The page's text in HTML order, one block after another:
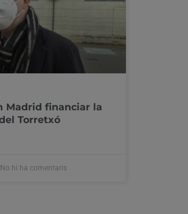
Madrid financiar la
Torretxó
No hi ha comentaris